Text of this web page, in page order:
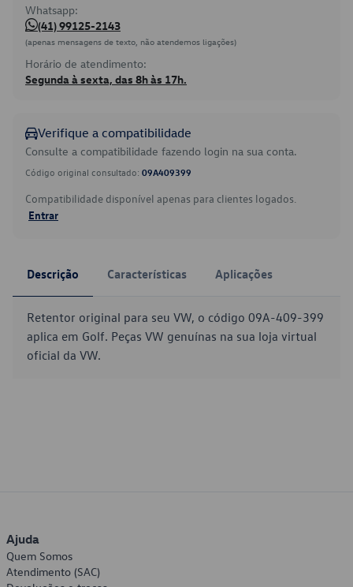
Whatsapp:
(41) 99125-2143
(apenas mensagens de texto, não atendemos ligações)
Horário de atendimento:
Segunda à sexta, das 8h às 17h.
Verifique a compatibilidade
Consulte a compatibilidade fazendo login na sua conta.
Código original consultado: 09A409399
Compatibilidade disponível apenas para clientes logados.
Entrar
Descrição Características Aplicações
Retentor original para seu VW, o código 09A-409-399
aplica em Golf. Peças VW genuínas na sua loja virtual
oficial da VW.
Ajuda
Quem Somos
Atendimento (SAC)